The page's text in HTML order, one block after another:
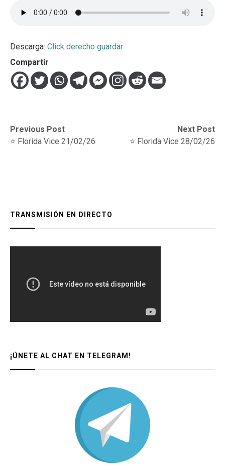
Descarga: Click derecho guardar
Compartir
Navegación
de
Previous Post
Previous
post:⭐️ Florida Vice 21/02/26
Next Post
Next
post:
⭐️ Florida Vice 28/02/26
TRANSMISIÓN EN DIRECTO
¡ÚNETE AL CHAT EN TELEGRAM!